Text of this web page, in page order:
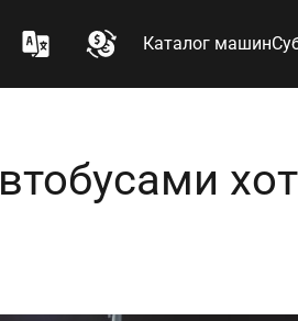
Каталог машин